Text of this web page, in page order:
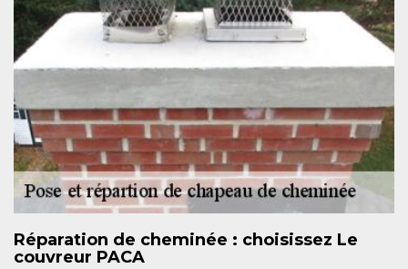
Réparation de cheminée : choisissez Le
couvreur PACA